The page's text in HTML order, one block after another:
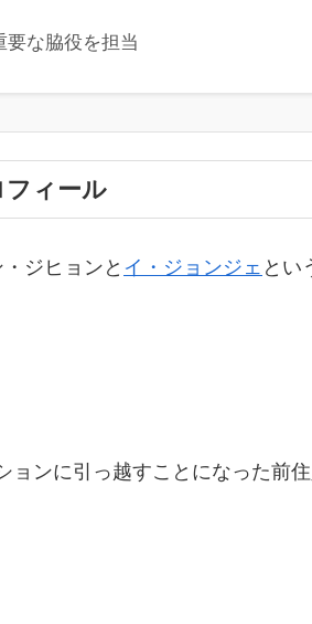
な脇役を担当
フィール
ジヒョンと イ・ジョンジェ とい
ョンに引っ越すことになった前住